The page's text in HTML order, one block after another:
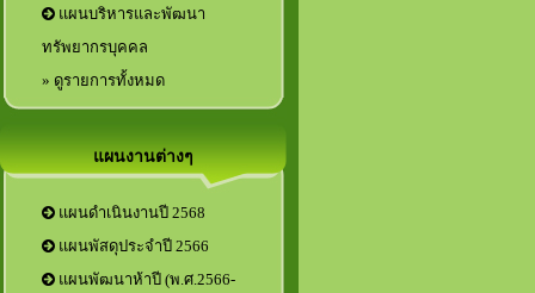
แผนบริหารและพัฒนา
ทรัพยากรบุคคล
» ดูรายการทั้งหมด
แผนงานต่างๆ
แผนดำเนินงานปี 2568
แผนพัสดุประจำปี 2566
แผนพัฒนาห้าปี (พ.ศ.2566-